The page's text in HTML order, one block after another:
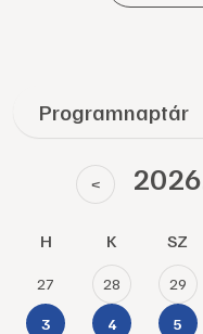
Programnaptár
<
H K SZ
27 28 29
3 4 5